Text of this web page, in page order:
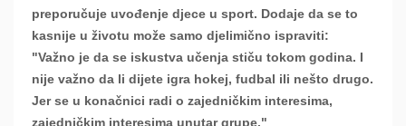
preporučuje uvođenje djece u sport. Dodaje da se to
kasnije u životu može samo djelimično ispraviti:
"Važno je da se iskustva učenja stiču tokom godina. I
nije važno da li dijete igra hokej, fudbal ili nešto drugo.
Jer se u konačnici radi o zajedničkim interesima,
zajedničkim interesima unutar grupe."